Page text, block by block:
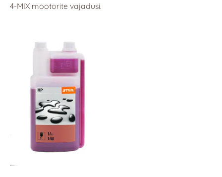
4-MIX mootorite vajadusi.